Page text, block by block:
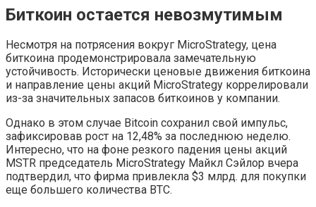
Биткоин остается невозмутимым
Несмотря на потрясения вокруг MicroStrategy, цена
биткоина продемонстрировала замечательную
устойчивость. Исторически ценовые движения биткоина
и направление цены акций MicroStrategy коррелировали
из-за значительных запасов биткоинов у компании.
Однако в этом случае Bitcoin сохранил свой импульс,
зафиксировав рост на 12,48% за последнюю неделю.
Интересно, что на фоне резкого падения цены акций
MSTR председатель MicroStrategy Майкл Сэйлор вчера
подтвердил, что фирма привлекла $3 млрд. для покупки
еще большего количества BTC.